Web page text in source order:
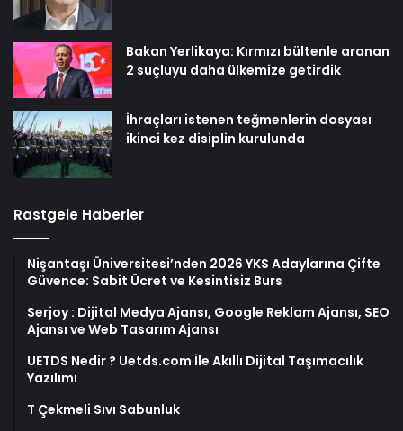
Bakan Yerlikaya: Kırmızı bültenle aranan
2 suçluyu daha ülkemize getirdik
İhraçları istenen teğmenlerin dosyası
ikinci kez disiplin kurulunda
Rastgele Haberler
Nişantaşı Üniversitesi’nden 2026 YKS Adaylarına Çifte
Güvence: Sabit Ücret ve Kesintisiz Burs
Serjoy : Dijital Medya Ajansı, Google Reklam Ajansı, SEO
Ajansı ve Web Tasarım Ajansı
UETDS Nedir ? Uetds.com İle Akıllı Dijital Taşımacılık
Yazılımı
T Çekmeli Sıvı Sabunluk